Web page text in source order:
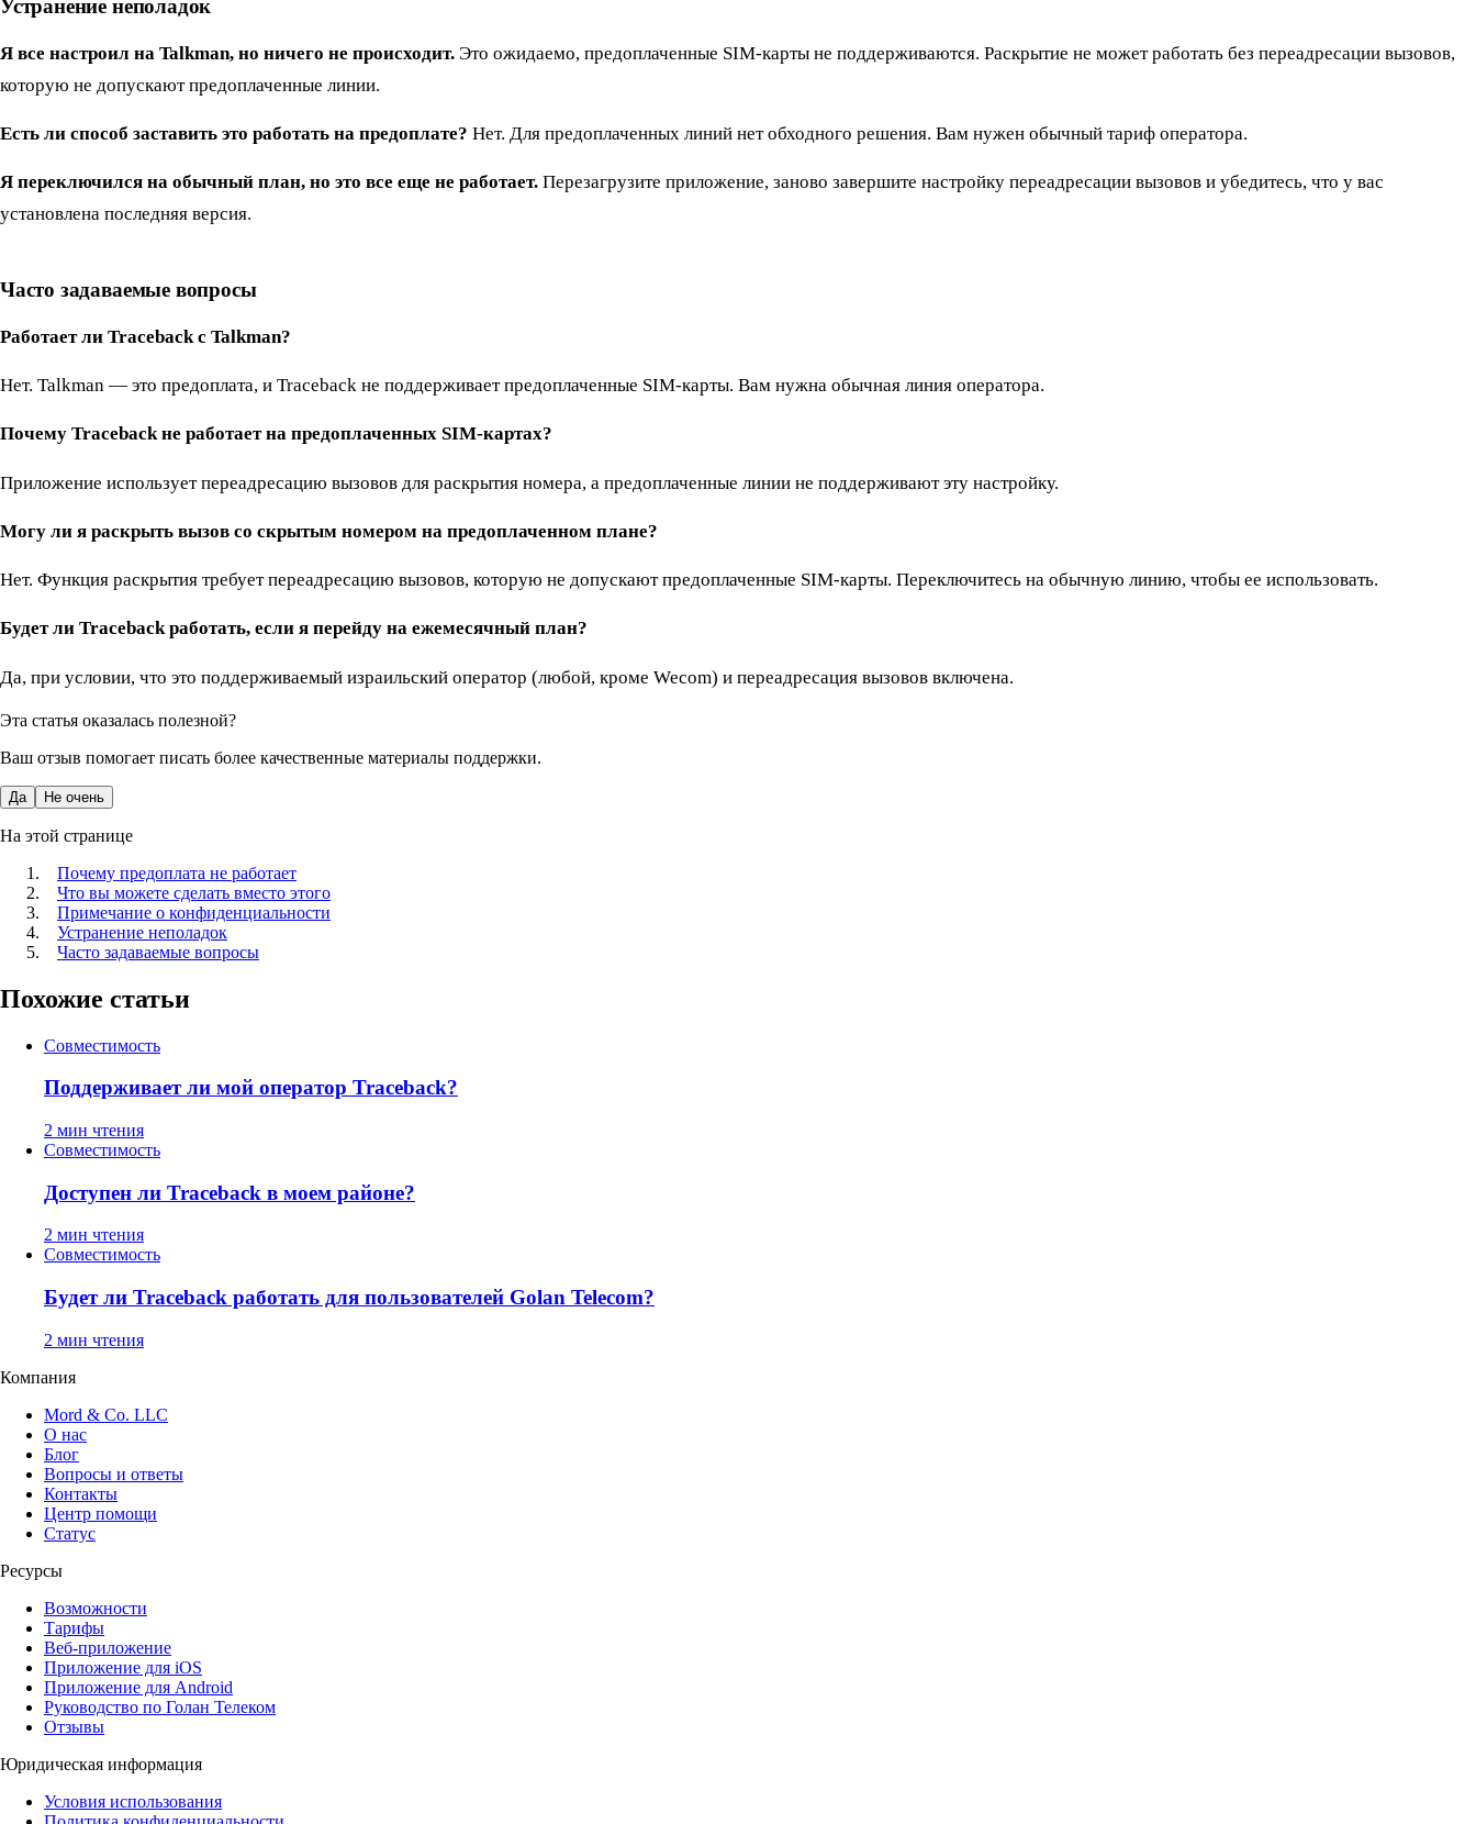
Устранение неполадок
Я все настроил на Talkman, но ничего не происходит. Это ожидаемо, предоплаченные SIM-карты не поддерживаются. Раскрытие не может работать без переадресации вызовов,
которую не допускают предоплаченные линии.
Есть ли способ заставить это работать на предоплате? Нет. Для предоплаченных линий нет обходного решения. Вам нужен обычный тариф оператора.
Я переключился на обычный план, но это все еще не работает. Перезагрузите приложение, заново завершите настройку переадресации вызовов и убедитесь, что у вас
установлена последняя версия.
Часто задаваемые вопросы
Работает ли Traceback с Talkman?
Нет. Talkman — это предоплата, и Traceback не поддерживает предоплаченные SIM-карты. Вам нужна обычная линия оператора.
Почему Traceback не работает на предоплаченных SIM-картах?
Приложение использует переадресацию вызовов для раскрытия номера, а предоплаченные линии не поддерживают эту настройку.
Могу ли я раскрыть вызов со скрытым номером на предоплаченном плане?
Нет. Функция раскрытия требует переадресацию вызовов, которую не допускают предоплаченные SIM-карты. Переключитесь на обычную линию, чтобы ее использовать.
Будет ли Traceback работать, если я перейду на ежемесячный план?
Да, при условии, что это поддерживаемый израильский оператор (любой, кроме Wecom) и переадресация вызовов включена.
Эта статья оказалась полезной?
Ваш отзыв помогает писать более качественные материалы поддержки.
Да Не очень
На этой странице
Почему предоплата не работает
Что вы можете сделать вместо этого
Примечание о конфиденциальности
Устранение неполадок
Часто задаваемые вопросы
Похожие статьи
Совместимость
Поддерживает ли мой оператор Traceback?
2 мин чтения
Совместимость
Доступен ли Traceback в моем районе?
2 мин чтения
Совместимость
Будет ли Traceback работать для пользователей Golan Telecom?
2 мин чтения
Компания
Mord & Co. LLC
О нас
Блог
Вопросы и ответы
Контакты
Центр помощи
Статус
Ресурсы
Возможности
Тарифы
Веб-приложение
Приложение для iOS
Приложение для Android
Руководство по Голан Телеком
Отзывы
Юридическая информация
Условия использования